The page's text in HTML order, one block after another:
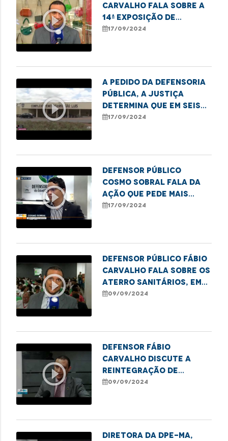
play_circle_outline
Carvalho fala sobre a
14ª Exposição de
Desenhos Afro,
CEIRI de Imperatriz
17/09/2024
play_circle_outline
A pedido da Defensoria
Pública, a Justiça
determina que em seis
meses, o Estado deve
de Pedrinhas.
17/09/2024
play_circle_outline
Defensor público
Cosmo Sobral fala da
ação que pede mais
leitos para cirurgias
17/09/2024
play_circle_outline
Defensor público Fábio
Carvalho fala sobre os
Aterro Sanitários, em
debate no IFMA de
09/09/2024
play_circle_outline
Defensor Fábio
Carvalho discute a
reintegração de
crianças com autismo
09/09/2024
Diretora da DPE-MA,